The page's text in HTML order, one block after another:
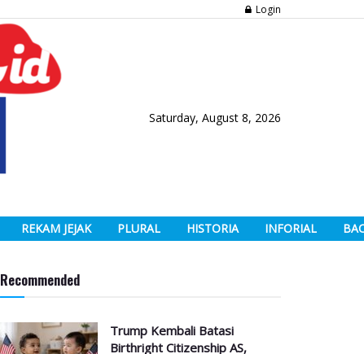
Login
Saturday, August 8, 2026
REKAM JEJAK PLURAL HISTORIA INFORIAL
Recommended
Trump Kembali Batasi
Birthright Citizenship AS,